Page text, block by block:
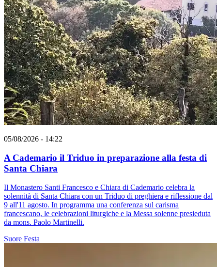
05/08/2026 - 14:22
A Cademario il Triduo in preparazione alla festa di
Santa Chiara
Il Monastero Santi Francesco e Chiara di Cademario celebra la
solennità di Santa Chiara con un Triduo di preghiera e riflessione dal
9 all'11 agosto. In programma una conferenza sul carisma
francescano, le celebrazioni liturgiche e la Messa solenne presieduta
da mons. Paolo Martinelli.
Suore Festa